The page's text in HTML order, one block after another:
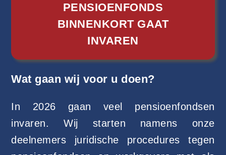
PENSIOENFONDS
BINNENKORT GAAT
INVAREN
Wat gaan wij voor u doen?
In 2026 gaan veel pensioenfondsen
invaren. Wij starten namens onze
deelnemers juridische procedures tegen